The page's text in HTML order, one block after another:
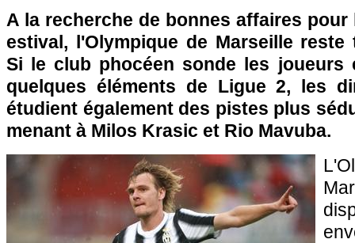
A la recherche de bonnes affaires
estival, l'Olympique de Marseille reste
Si le club phocéen sonde les
quelques éléments de Ligue 2, les
étudient également des pistes plus
menant à Milos Krasic et Rio Mavuba.